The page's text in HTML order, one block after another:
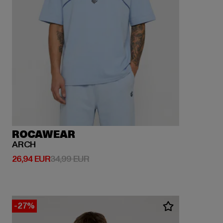
ROCAWEAR
ARCH
26,94 EUR
Derzeitiger Preis: 26,94 EUR
34,99 EURAktionspreis: 34,99 EUR
-27%